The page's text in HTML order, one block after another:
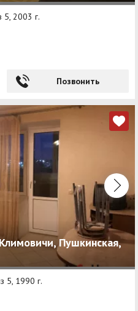
5, 2003 г.
Позвонить
Пушкинская,
5, 1990 г.